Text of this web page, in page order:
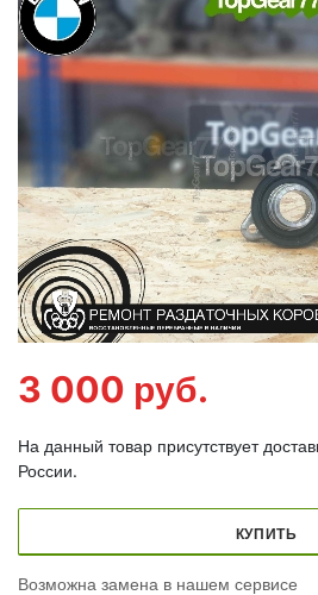
3 000 руб.
На данный товар присутствует
России.
КУПИТЬ
Возможна замена в нашем сервисе